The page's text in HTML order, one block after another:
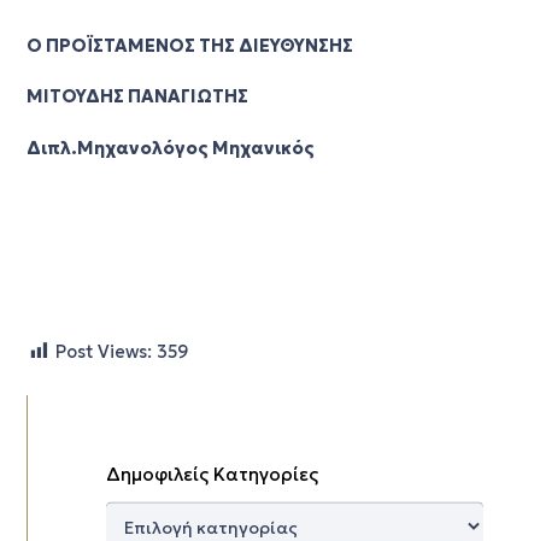
Ο ΠΡΟΪΣΤΑΜΕΝΟΣ ΤΗΣ ΔΙΕΥΘΥΝΣΗΣ
ΜΙΤΟΥΔΗΣ ΠΑΝΑΓΙΩΤΗΣ
Διπλ.Μηχανολόγος Μηχανικός
Post Views: 359
Δημοφιλείς Κατηγορίες
Δημοφιλείς